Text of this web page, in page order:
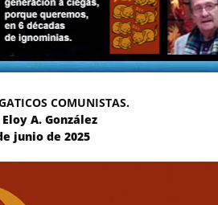
COMUNISTAS.
A. González
junio de 2025